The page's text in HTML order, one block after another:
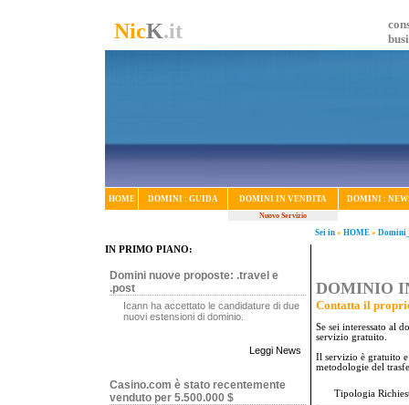
NicK.it
HOME DOMINI : GUIDA DOMINI IN VENDITA DOMINI :
Nuovo Servizio
Sei in » HOME »
IN PRIMO PIANO:
Domini nuove proposte: .travel e
.post
Icann ha accettato le candidature di due
nuovi estensioni di dominio.
Leggi News
Casino.com è stato recentemente
venduto per 5.500.000 $
DOMINIO
Contatta il
Se sei interessato al
servizio gratuito.
Il servizio è gratuito
metodologie del
Tipologia